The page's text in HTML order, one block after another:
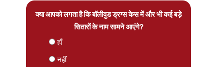
क्या आपको लगता है कि बॉलीवुड ड्रग्स केस में और भी कई बड़े
सितारों के नाम सामने आएंगे?
हाँ
नहीं